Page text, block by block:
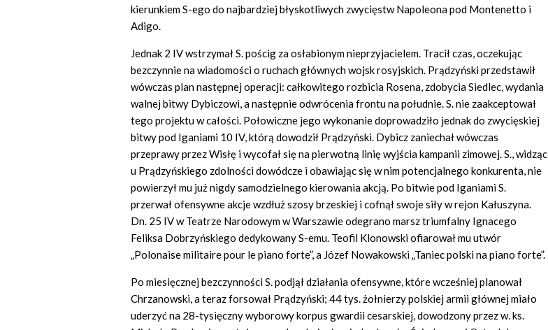
kierunkiem S-ego do najbardziej błyskotliwych zwycięstw Napoleona pod Montenetto i
Adigo.
Jednak 2 IV wstrzymał S. pościg za osłabionym nieprzyjacielem. Tracił czas, oczekując
bezczynnie na wiadomości o ruchach głównych wojsk rosyjskich. Prądzyński przedstawił
wówczas plan następnej operacji: całkowitego rozbicia Rosena, zdobycia Siedlec, wydania
walnej bitwy Dybiczowi, a następnie odwrócenia frontu na południe. S. nie zaakceptował
tego projektu w całości. Połowiczne jego wykonanie doprowadziło jednak do zwycięskiej
bitwy pod Iganiami 10 IV, którą dowodził Prądzyński. Dybicz zaniechał wówczas
przeprawy przez Wisłę i wycofał się na pierwotną linię wyjścia kampanii zimowej. S., widząc
u Prądzyńskiego zdolności dowódcze i obawiając się w nim potencjalnego konkurenta, nie
powierzył mu już nigdy samodzielnego kierowania akcją. Po bitwie pod Iganiami S.
przerwał ofensywne akcje wzdłuż szosy brzeskiej i cofnął swoje siły w rejon Kałuszyna.
Dn. 25 IV w Teatrze Narodowym w Warszawie odegrano marsz triumfalny Ignacego
Feliksa Dobrzyńskiego dedykowany S-emu. Teofil Klonowski ofiarował mu utwór
„Polonaise militaire pour le piano forte”, a Józef Nowakowski „Taniec polski na piano forte”.
Po miesięcznej bezczynności S. podjął działania ofensywne, które wcześniej planował
Chrzanowski, a teraz forsował Prądzyński; 44 tys. żołnierzy polskiej armii głównej miało
uderzyć na 28-tysięczny wyborowy korpus gwardii cesarskiej, dowodzony przez w. ks.